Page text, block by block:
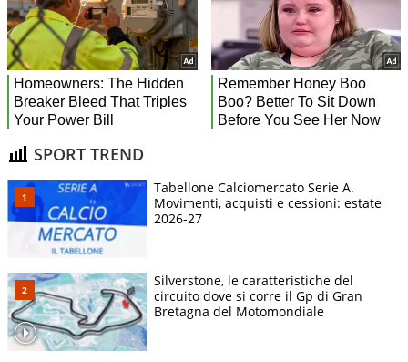
SPORT TREND
Tabellone Calciomercato Serie A.
Movimenti, acquisti e cessioni: estate
2026-27
Silverstone, le caratteristiche del
circuito dove si corre il Gp di Gran
Bretagna del Motomondiale